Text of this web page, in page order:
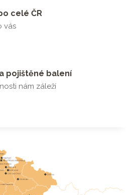
celé ČR
vás
pojištěné balení
nám záleží